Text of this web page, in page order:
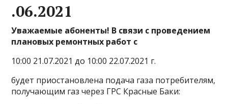
.06.2021
Уважаемые абоненты! В связи с проведением
плановых ремонтных работ с
10:00 21.07.2021 до 10:00 22.07.2021 г.
будет приостановлена подача газа потребителям,
получающим газ через ГРС Красные Баки: